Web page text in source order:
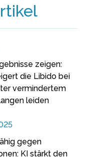
zeigen:
die Libido bei
vermindertem
leiden
gegen
KI stärkt den